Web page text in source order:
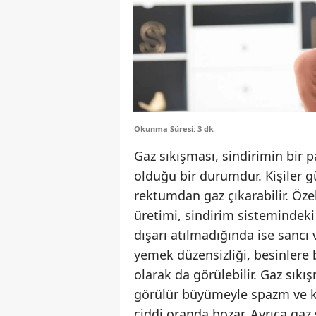
Okunma Süresi: 3 dk
Gaz sıkışması, sindirimin bir
olduğu bir durumdur. Kişiler
rektumdan gaz çıkarabilir.
üretimi, sindirim sistemindeki
dışarı atılmadığında ise
yemek düzensizliği, besinlere
olarak da görülebilir. Gaz
görülür büyümeyle spazm ve